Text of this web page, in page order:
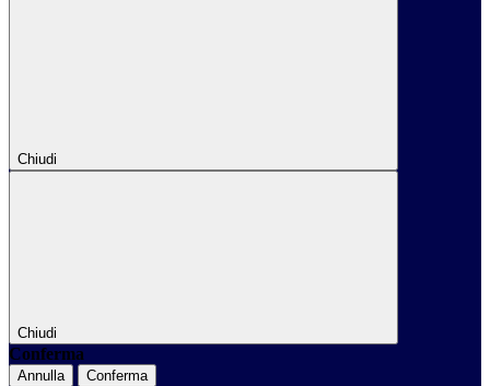
Chiudi
Chiudi
Conferma
Annulla Conferma